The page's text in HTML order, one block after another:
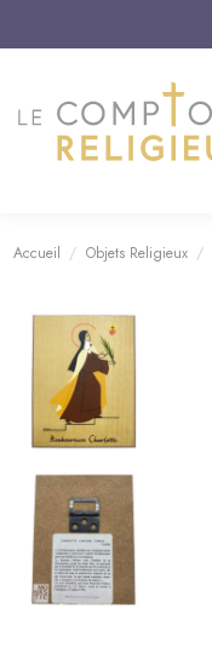
Accueil Objets Religieux